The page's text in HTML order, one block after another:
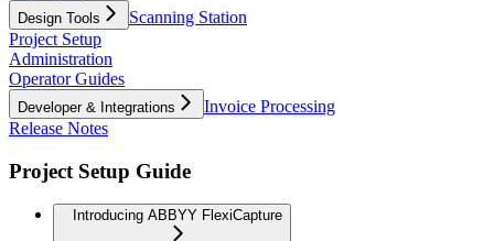
Design Tools
Scanning Station
Project Setup
Administration
Operator Guides
Developer & Integrations
Invoice Processing
Release Notes
Project Setup Guide
Introducing ABBYY FlexiCapture